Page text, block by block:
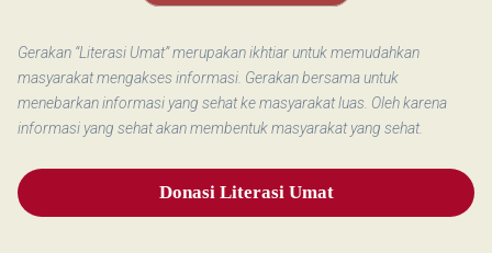
Gerakan “Literasi Umat” merupakan ikhtiar untuk memudahkan
masyarakat mengakses informasi. Gerakan bersama untuk
menebarkan informasi yang sehat ke masyarakat luas. Oleh karena
informasi yang sehat akan membentuk masyarakat yang sehat.
Donasi Literasi Umat